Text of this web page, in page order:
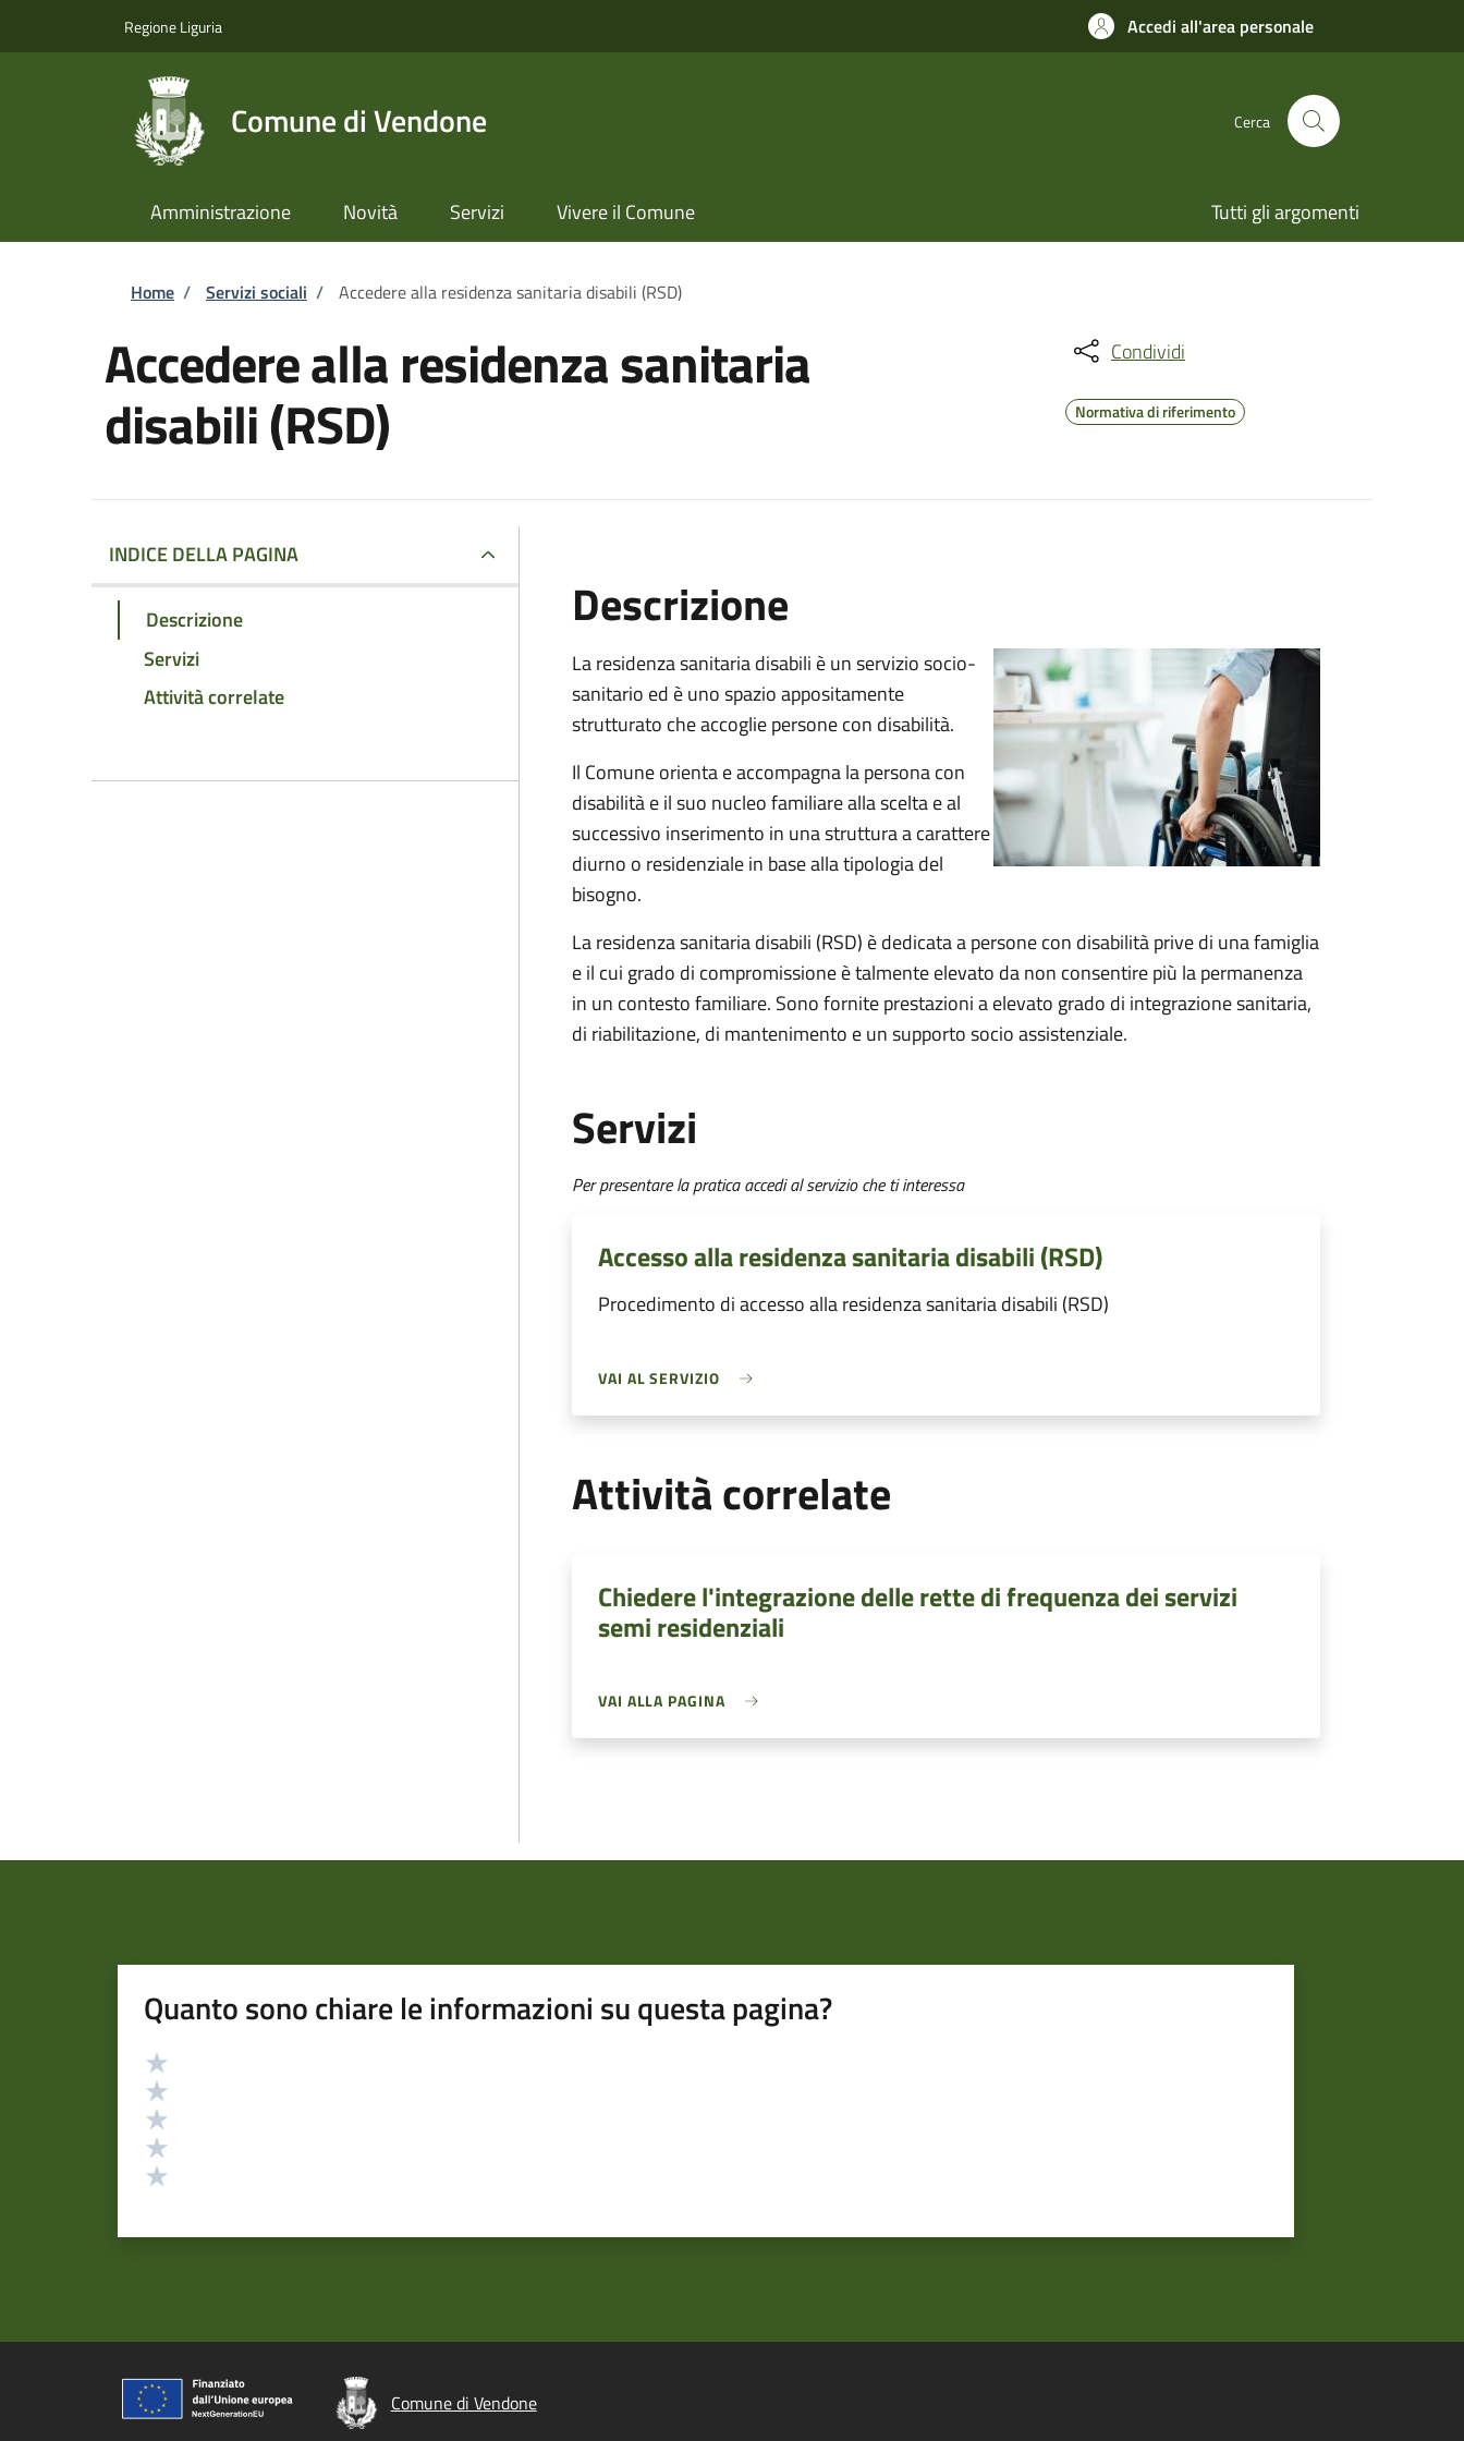
Regione Liguria Accedi all'area personale
Comune di Vendone Cerca
Amministrazione Novità Servizi Vivere il Comune Tutti gli argomenti
Briciole di pane
Home / Servizi sociali / Accedere alla residenza sanitaria disabili (RSD)
Accedere alla residenza sanitaria
disabili (RSD)
Condividi
Normativa di riferimento
INDICE DELLA PAGINA
Descrizione
Servizi
Attività correlate
Descrizione
La residenza sanitaria disabili è un servizio socio-
sanitario ed è uno spazio appositamente
strutturato che accoglie persone con disabilità.
Il Comune orienta e accompagna la persona con
disabilità e il suo nucleo familiare alla scelta e al
successivo inserimento in una struttura a carattere
diurno o residenziale in base alla tipologia del
bisogno.
La residenza sanitaria disabili (RSD) è dedicata a persone con disabilità prive di una famiglia
e il cui grado di compromissione è talmente elevato da non consentire più la permanenza
in un contesto familiare. Sono fornite prestazioni a elevato grado di integrazione sanitaria,
di riabilitazione, di mantenimento e un supporto socio assistenziale.
Servizi
Per presentare la pratica accedi al servizio che ti interessa
Accesso alla residenza sanitaria disabili (RSD)
Procedimento di accesso alla residenza sanitaria disabili (RSD)
VAI AL SERVIZIO
Attività correlate
Chiedere l'integrazione delle rette di frequenza dei servizi
semi residenziali
VAI ALLA PAGINA
Quanto sono chiare le informazioni su questa pagina?
Valutazione
Comune di Vendone